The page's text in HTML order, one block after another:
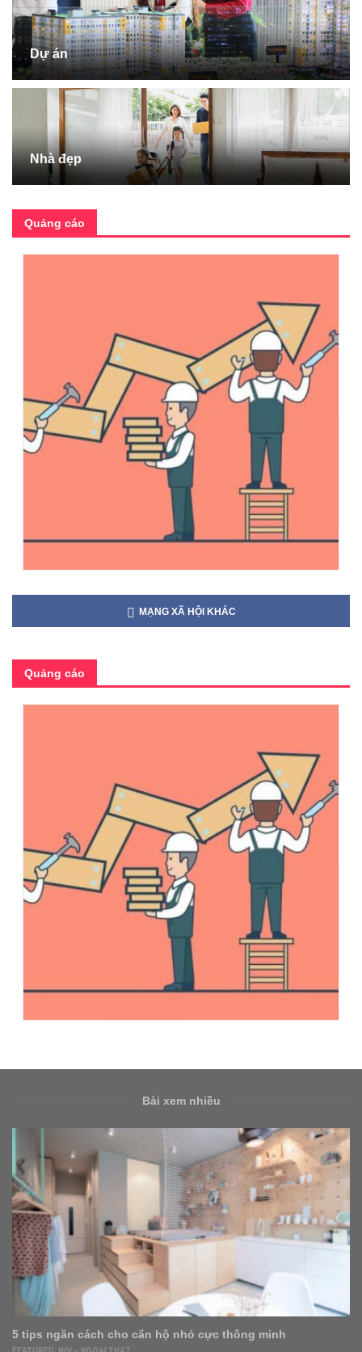
Dự án
Nhà đẹp
Quảng cáo
MẠNG XÃ HỘI KHÁC
Quảng cáo
Bài xem nhiều
Bất động sản Việt Nam sẽ lập đỉnh mới vì 3 điều không